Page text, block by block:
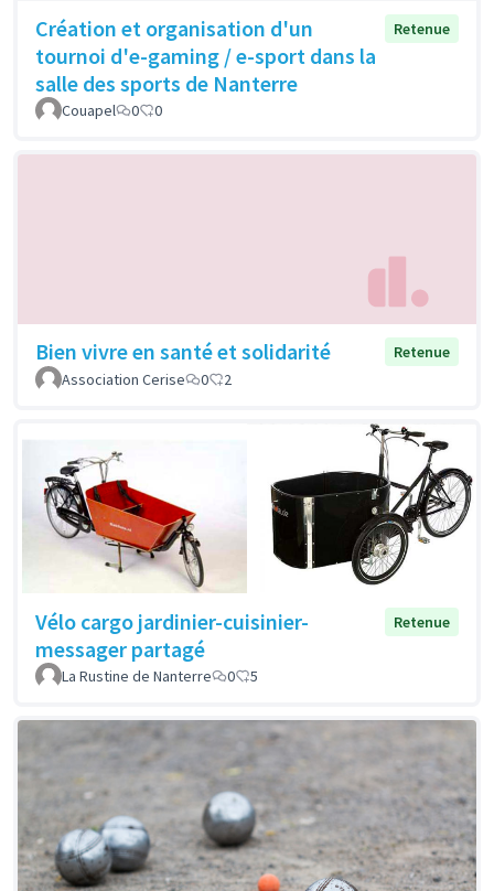
Création et organisation d'un
tournoi d'e-gaming / e-sport dans la
salle des sports de Nanterre
Retenue
Couapel 0 0
Bien vivre en santé et solidarité
Retenue
Association Cerise
0 2
Vélo cargo jardinier-cuisinier-
messager partagé
Retenue
La Rustine de Nanterre 0 5